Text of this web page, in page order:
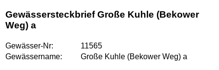
Gewässersteckbrief Große Kuhle (Bekower
Weg) a
Gewässer-Nr:
11565
Gewässername:
Große Kuhle (Bekower Weg) a